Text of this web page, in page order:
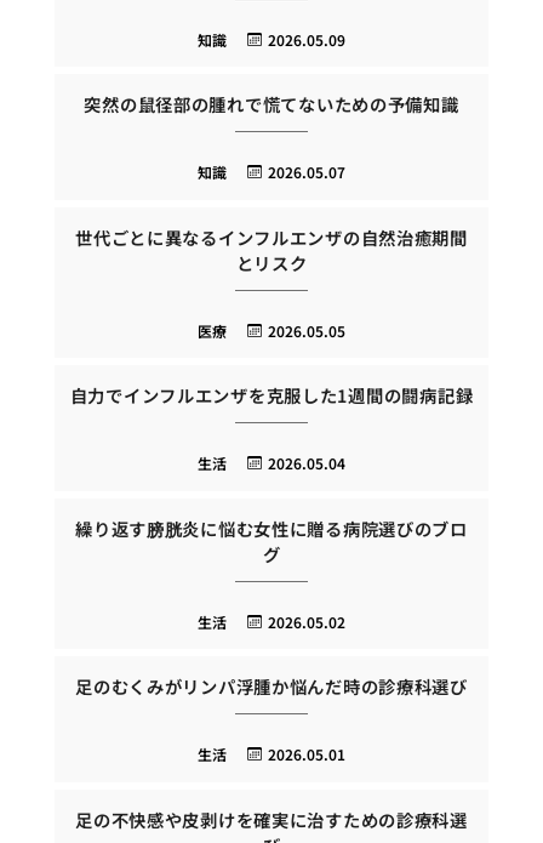
2026.05.09
知識
突然の鼠径部の腫れで慌てないための予備知識
2026.05.07
知識
世代ごとに異なるインフルエンザの自然治癒期間
とリスク
2026.05.05
医療
自力でインフルエンザを克服した1週間の闘病記録
2026.05.04
生活
繰り返す膀胱炎に悩む女性に贈る病院選びのブロ
グ
2026.05.02
生活
足のむくみがリンパ浮腫か悩んだ時の診療科選び
2026.05.01
生活
足の不快感や皮剥けを確実に治すための診療科選